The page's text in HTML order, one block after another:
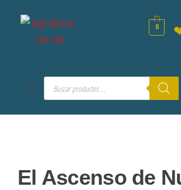
0
El Ascenso de